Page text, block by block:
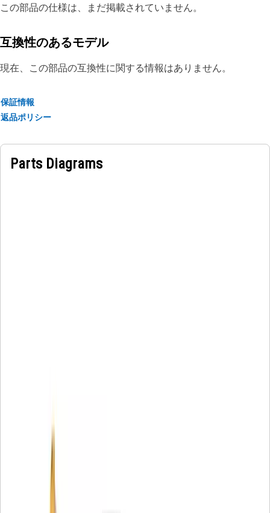
この部品の仕様は、まだ掲載されていません。
互換性のあるモデル
現在、この部品の互換性に関する情報はありません。
保証情報
返品ポリシー
Parts Diagrams